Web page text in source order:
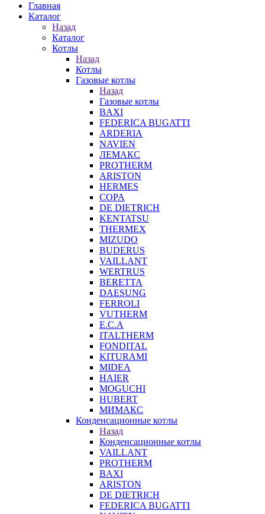
Главная
Каталог
Назад
Каталог
Котлы
Назад
Котлы
Газовые котлы
Назад
Газовые котлы
BAXI
FEDERICA BUGATTI
ARDERIA
NAVIEN
ЛЕМАКС
PROTHERM
ARISTON
HERMES
COPA
DE DIETRICH
KENTATSU
THERMEX
MIZUDO
BUDERUS
VAILLANT
WERTRUS
BERETTA
DAESUNG
FERROLI
VUTHERM
E.C.A
ITALTHERM
FONDITAL
KITURAMI
MIDEA
HAIER
MOGUCHI
HUBERT
МИМАКС
Конденсационные котлы
Назад
Конденсационные котлы
VAILLANT
PROTHERM
BAXI
ARISTON
DE DIETRICH
FEDERICA BUGATTI